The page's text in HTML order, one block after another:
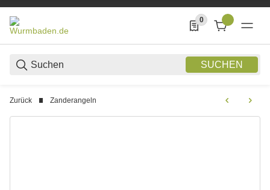
SUCHEN
0
0 Produkte in der
Zurück Zanderangeln